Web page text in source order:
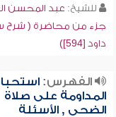
للشيخ: عبد المحسن
جزء من محاضرة ( شرح
داود [594])
الفهرس:
المداومة على صلاة
الضحى , الأسئلة